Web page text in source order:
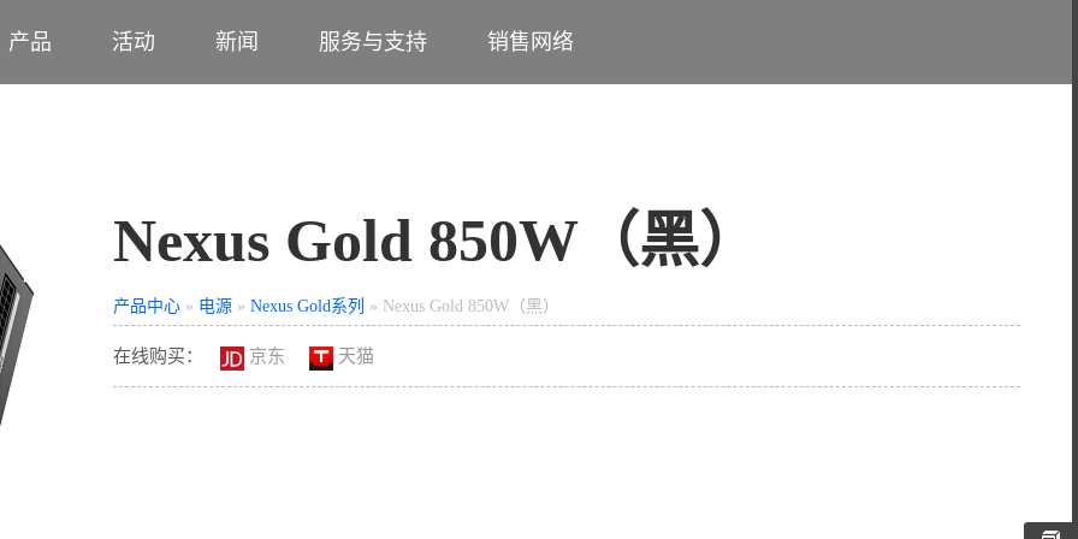
产品 活动 新闻 服务与支持 销售网络
Nexus Gold 850W（黑）
产品中心 » 电源 » Nexus Gold系列 » Nexus Gold 850W（黑）
在线购买： 京东 天猫